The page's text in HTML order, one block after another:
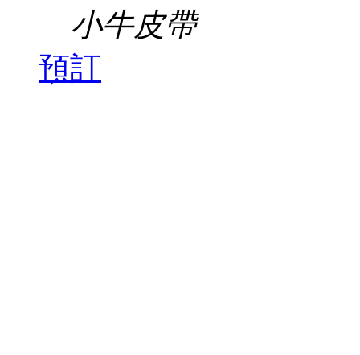
小牛皮帶
預訂